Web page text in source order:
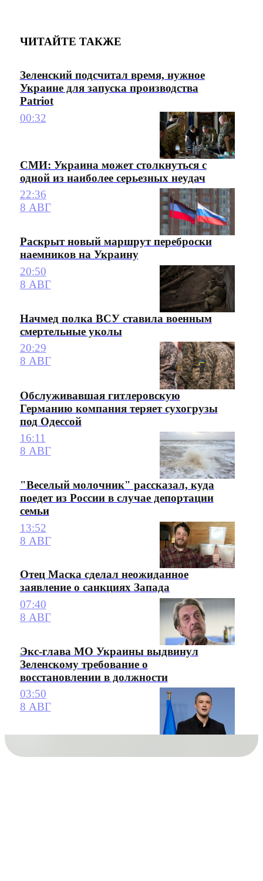
ЧИТАЙТЕ ТАКЖЕ
Зеленский подсчитал время, нужное
Украине для запуска производства
Patriot
00:32
СМИ: Украина может столкнуться с
одной из наиболее серьезных неудач
22:36
8 АВГ
Раскрыт новый маршрут переброски
наемников на Украину
20:50
8 АВГ
Начмед полка ВСУ ставила военным
смертельные уколы
20:29
8 АВГ
Обслуживавшая гитлеровскую
Германию компания теряет сухогрузы
под Одессой
16:11
8 АВГ
"Веселый молочник" рассказал, куда
поедет из России в случае депортации
семьи
13:52
8 АВГ
Отец Маска сделал неожиданное
заявление о санкциях Запада
07:40
8 АВГ
Экс-глава МО Украины выдвинул
Зеленскому требование о
восстановлении в должности
03:50
8 АВГ